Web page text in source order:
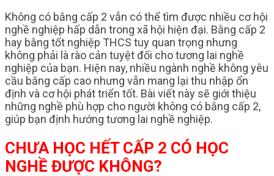
Không có bằng cấp 2 vẫn có thể tìm được nhiều cơ hội
nghề nghiệp hấp dẫn trong xã hội hiện đại. Bằng cấp 2
hay bằng tốt nghiệp THCS tuy quan trọng nhưng
không phải là rào cản tuyệt đối cho tương lai nghề
nghiệp của bạn. Hiện nay, nhiều ngành nghề không yêu
cầu bằng cấp cao nhưng vẫn mang lại thu nhập ổn
định và cơ hội phát triển tốt. Bài viết này sẽ giới thiệu
những nghề phù hợp cho người không có bằng cấp 2,
giúp bạn định hướng tương lai nghề nghiệp.
CHƯA HỌC HẾT CẤP 2 CÓ HỌC
NGHỀ ĐƯỢC KHÔNG?